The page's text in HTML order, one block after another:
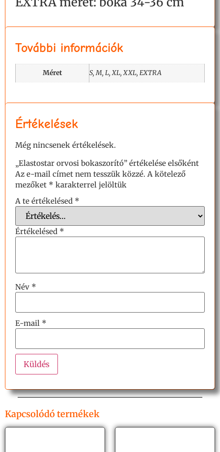
További információk
Méret S, M, L, XL, XXL, EXTRA
Értékelések
Még nincsenek értékelések.
„Elastostar orvosi bokaszorító” értékelése elsőként
Az e-mail címet nem tesszük közzé. A kötelező
mezőket * karakterrel jelöltük
A te értékelésed *
Értékelésed *
Név *
E-mail *
Kapcsolódó termékek